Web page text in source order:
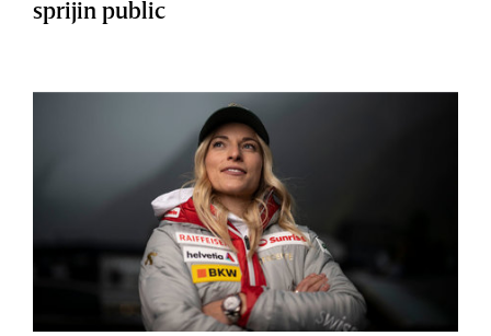
sprijin public